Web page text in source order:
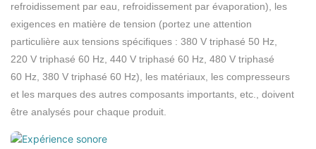
refroidissement par eau, refroidissement par évaporation), les
exigences en matière de tension (portez une attention
particulière aux tensions spécifiques : 380 V triphasé 50 Hz,
220 V triphasé 60 Hz, 440 V triphasé 60 Hz, 480 V triphasé
60 Hz, 380 V triphasé 60 Hz), les matériaux, les compresseurs
et les marques des autres composants importants, etc., doivent
être analysés pour chaque produit.